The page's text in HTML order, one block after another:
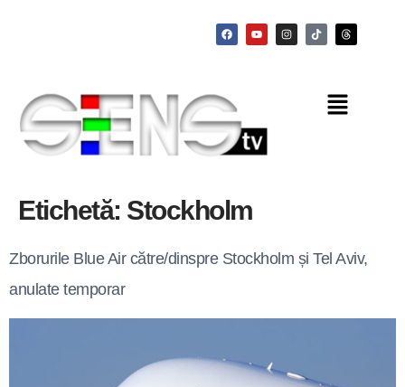
Etichetă: Stockholm
Zborurile Blue Air către/dinspre Stockholm și Tel Aviv,
anulate temporar